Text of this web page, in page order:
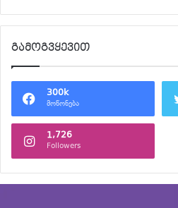
გამოგვყევით
300k
მოწონება
1,726
Followers